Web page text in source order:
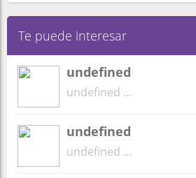
Te puede interesar
undefined
undefined ...
undefined
undefined ...